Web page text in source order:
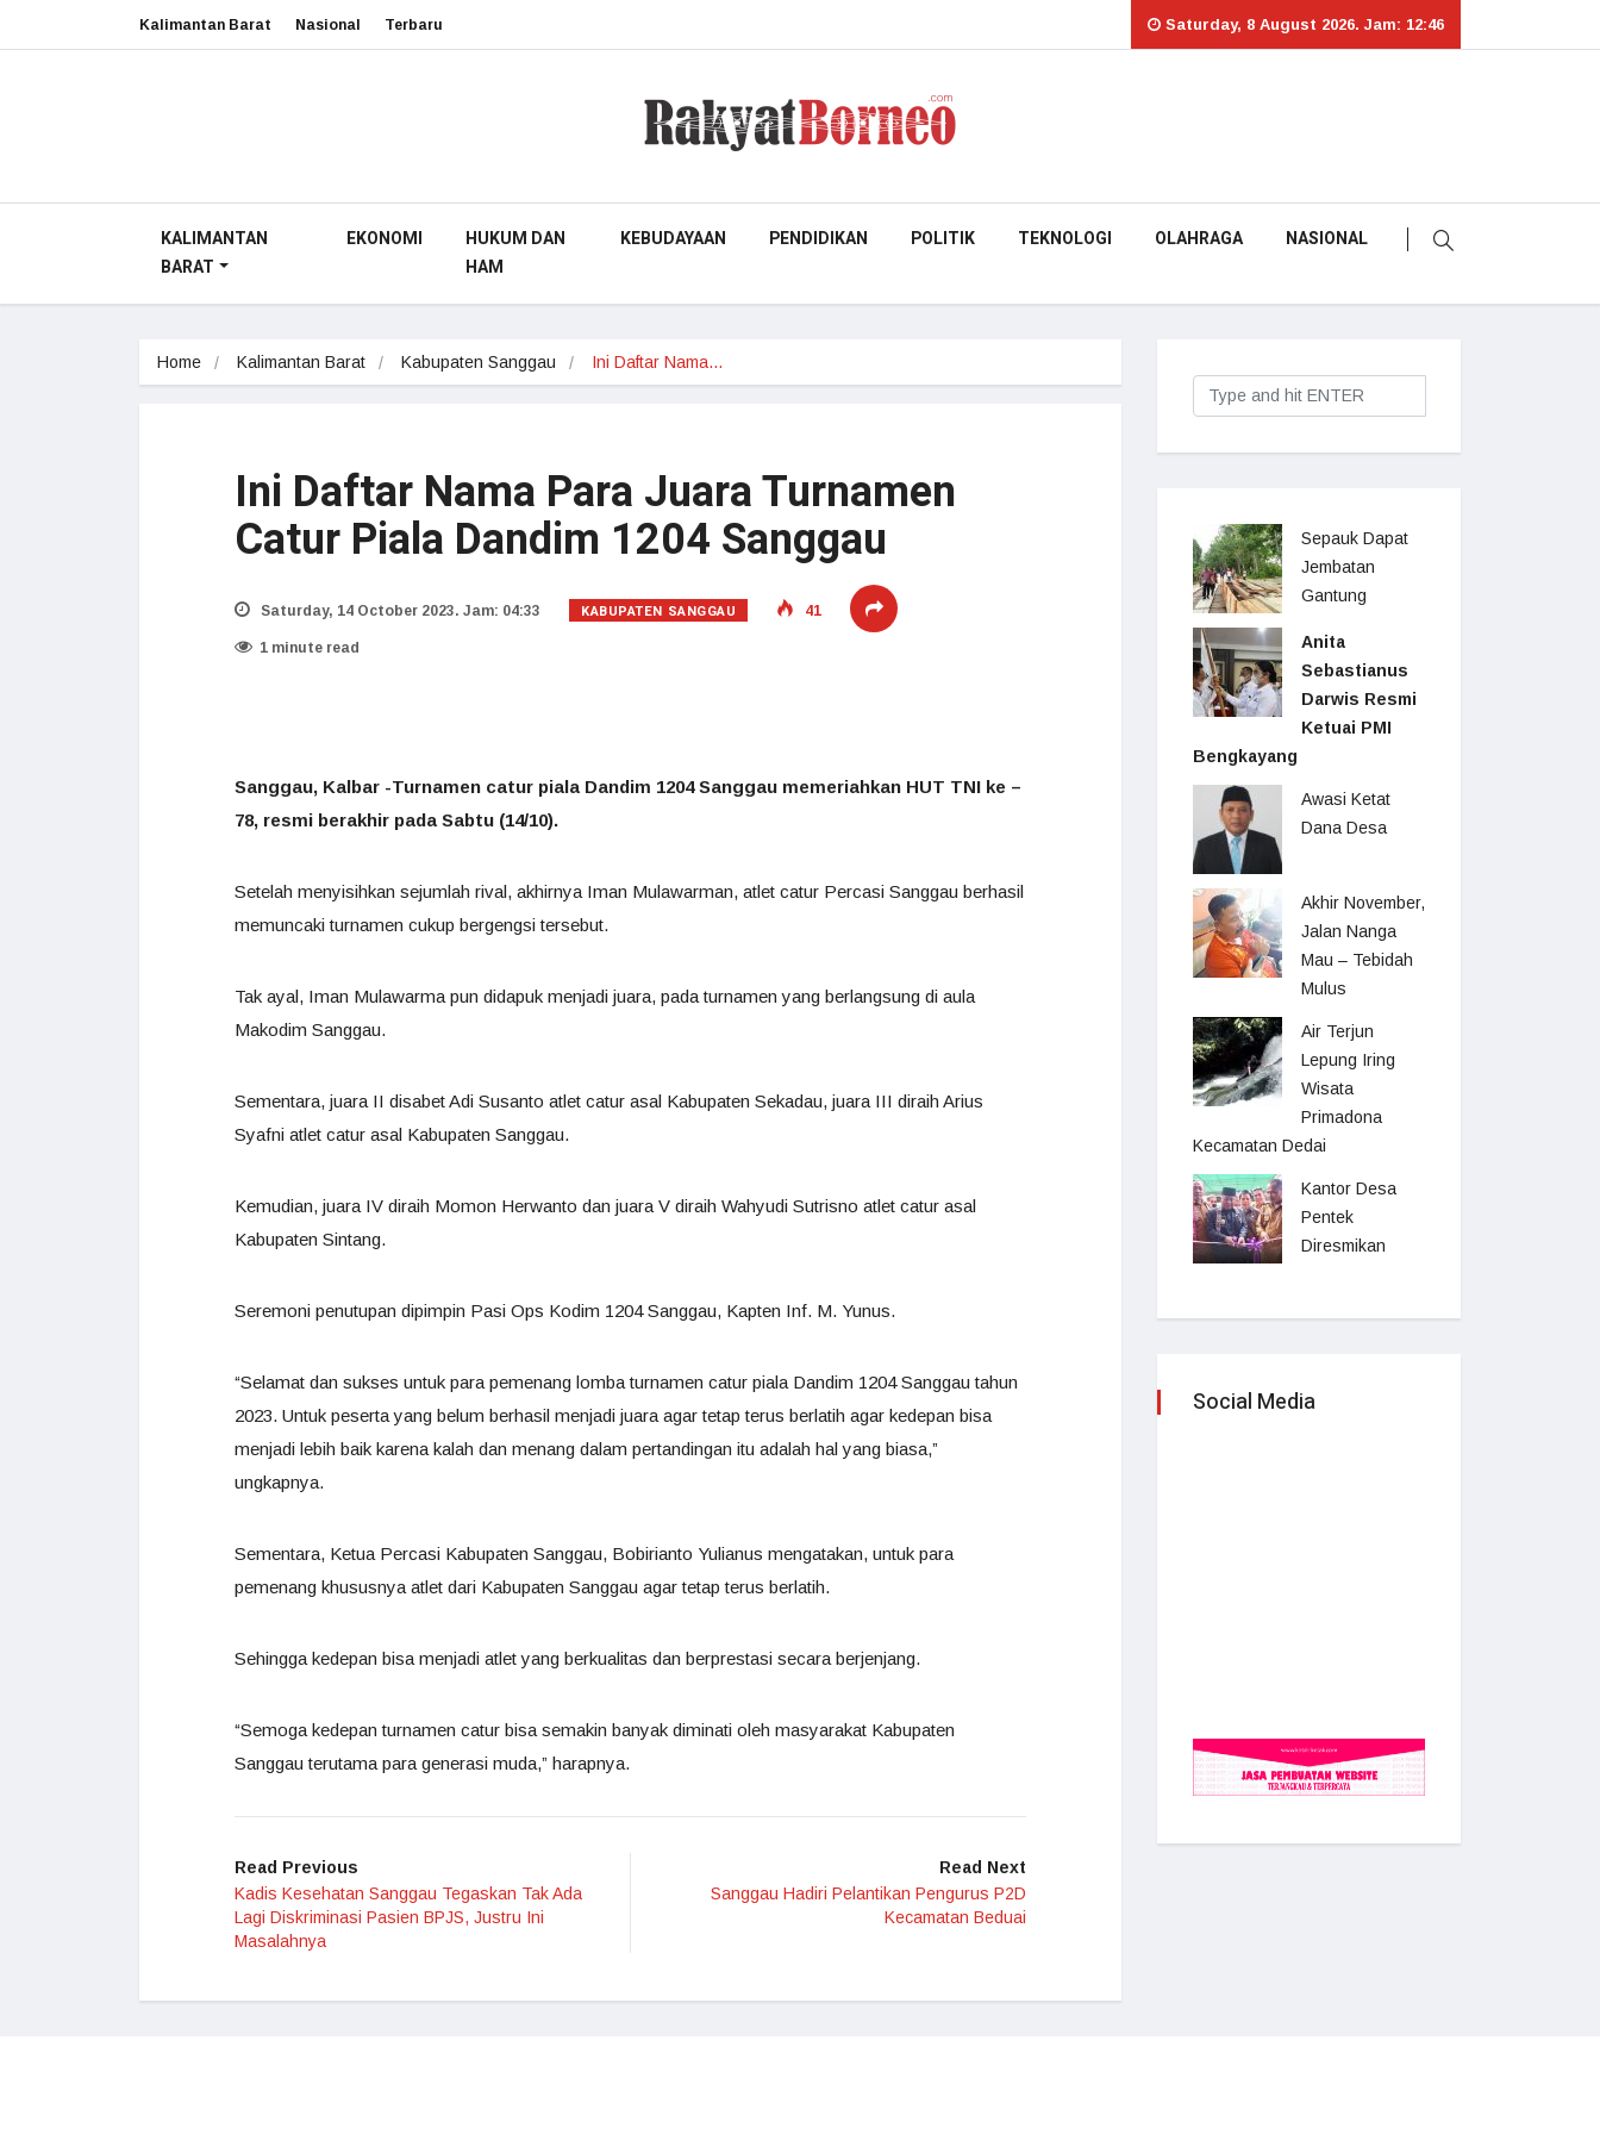
Kalimantan Barat Nasional Terbaru Saturday, 8 August 2026. Jam: 12:46
KALIMANTAN
BARAT
EKONOMI
HUKUM DAN
HAM
KEBUDAYAAN PENDIDIKAN POLITIK TEKNOLOGI OLAHRAGA NASIONAL
Home Kalimantan Barat Kabupaten Sanggau Ini Daftar Nama…
Ini Daftar Nama Para Juara Turnamen
Catur Piala Dandim 1204 Sanggau
Saturday, 14 October 2023. Jam: 04:33 KABUPATEN SANGGAU 41
1 minute read
Sanggau, Kalbar -Turnamen catur piala Dandim 1204 Sanggau memeriahkan HUT TNI ke –
78, resmi berakhir pada Sabtu (14/10).
Setelah menyisihkan sejumlah rival, akhirnya Iman Mulawarman, atlet catur Percasi Sanggau berhasil
memuncaki turnamen cukup bergengsi tersebut.
Tak ayal, Iman Mulawarma pun didapuk menjadi juara, pada turnamen yang berlangsung di aula
Makodim Sanggau.
Sementara, juara II disabet Adi Susanto atlet catur asal Kabupaten Sekadau, juara III diraih Arius
Syafni atlet catur asal Kabupaten Sanggau.
Kemudian, juara IV diraih Momon Herwanto dan juara V diraih Wahyudi Sutrisno atlet catur asal
Kabupaten Sintang.
Seremoni penutupan dipimpin Pasi Ops Kodim 1204 Sanggau, Kapten Inf. M. Yunus.
“Selamat dan sukses untuk para pemenang lomba turnamen catur piala Dandim 1204 Sanggau tahun
2023. Untuk peserta yang belum berhasil menjadi juara agar tetap terus berlatih agar kedepan bisa
menjadi lebih baik karena kalah dan menang dalam pertandingan itu adalah hal yang biasa,”
ungkapnya.
Sementara, Ketua Percasi Kabupaten Sanggau, Bobirianto Yulianus mengatakan, untuk para
pemenang khususnya atlet dari Kabupaten Sanggau agar tetap terus berlatih.
Sehingga kedepan bisa menjadi atlet yang berkualitas dan berprestasi secara berjenjang.
“Semoga kedepan turnamen catur bisa semakin banyak diminati oleh masyarakat Kabupaten
Sanggau terutama para generasi muda,” harapnya.
Read Previous
Kadis Kesehatan Sanggau Tegaskan Tak Ada
Lagi Diskriminasi Pasien BPJS, Justru Ini
Masalahnya
Read Next
Sanggau Hadiri Pelantikan Pengurus P2D
Kecamatan Beduai
Sepauk Dapat
Jembatan
Gantung
Anita
Sebastianus
Darwis Resmi
Ketuai PMI
Bengkayang
Awasi Ketat
Dana Desa
Akhir November,
Jalan Nanga
Mau – Tebidah
Mulus
Air Terjun
Lepung Iring
Wisata
Primadona
Kecamatan Dedai
Kantor Desa
Pentek
Diresmikan
Social Media